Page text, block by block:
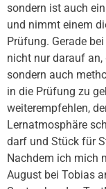
sondern ist auch
und nimmt einem
Prüfung. Gerade
nicht nur darauf
sondern auch
in die Prüfung zu
weiterempfehlen,
Lernatmosphäre
darf und Stück für
Nachdem ich mich
August bei Tobias